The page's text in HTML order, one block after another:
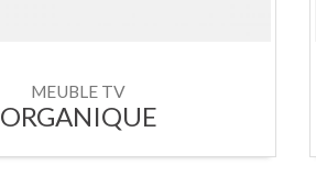
MEUBLE TV
ORGANIQUE